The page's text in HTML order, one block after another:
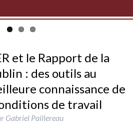
et le Rapport de la
: des outils au
connaissance de
de travail
Gabriel Paillereau